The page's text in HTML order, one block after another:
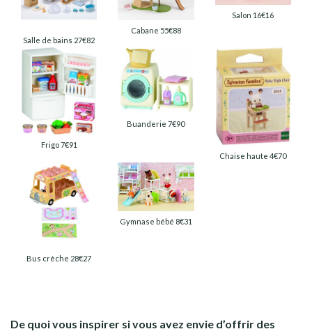
Salle de bains 27€82
Cabane 55€88
Salon 16€16
Frigo 7€91
Buanderie 7€90
Chaise haute 4€70
Bus crèche 28€27
Gymnase bébé 8€31
De quoi vous inspirer si vous avez envie d’offrir des